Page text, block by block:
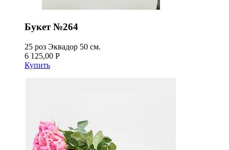
Букет №264
25 роз Эквадор 50 см.
6 125,00 Р
Купить